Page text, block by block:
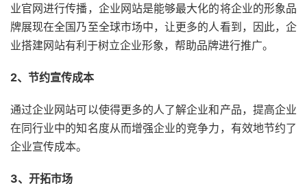
业官网进行传播，企业网站是能够最大化的将企业的形象品
牌展现在全国乃至全球市场中，让更多的人看到，因此，企
业搭建网站有利于树立企业形象，帮助品牌进行推广。
2、节约宣传成本
通过企业网站可以使得更多的人了解企业和产品，提高企业
在同行业中的知名度从而增强企业的竞争力，有效地节约了
企业宣传成本。
3、开拓市场